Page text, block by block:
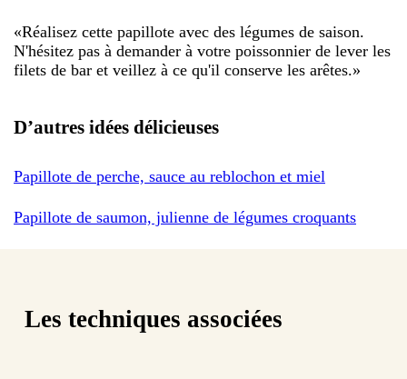
«Réalisez cette papillote avec des légumes de saison.
N'hésitez pas à demander à votre poissonnier de lever les
filets de bar et veillez à ce qu'il conserve les arêtes.»
D’autres idées délicieuses
Papillote de perche, sauce au reblochon et miel
Papillote de saumon, julienne de légumes croquants
Les techniques associées